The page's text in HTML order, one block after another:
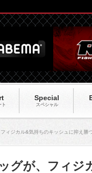
ト
Special
スペシャル
ィジカル&気持ちのキッシュに抑え勝
グが、フィジ